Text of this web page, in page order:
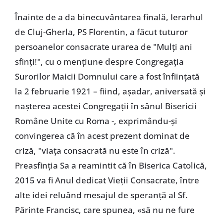
Înainte de a da binecuvântarea finală, Ierarhul
de Cluj-Gherla, PS Florentin, a făcut tuturor
persoanelor consacrate urarea de "Mulţi ani
sfinţi!", cu o menţiune despre Congregaţia
Surorilor Maicii Domnului care a fost înfiinţată
la 2 februarie 1921 – fiind, aşadar, aniversată şi
naşterea acestei Congregaţii în sânul Bisericii
Române Unite cu Roma -, exprimându-şi
convingerea că în acest prezent dominat de
criză, "viaţa consacrată nu este în criză".
Preasfinţia Sa a reamintit că în Biserica Catolică,
2015 va fi Anul dedicat Vieţii Consacrate, între
alte idei reluând mesajul de speranţă al Sf.
Părinte Francisc, care spunea, «să nu ne fure